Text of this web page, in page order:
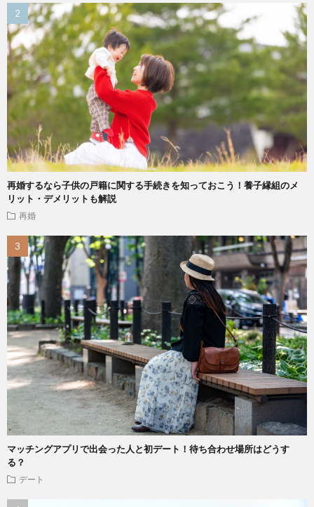
再婚するなら子供の戸籍に関する手続きを知っておこう！養子縁組のメ
リット・デメリットも解説
再婚
マッチングアプリで出会った人と初デート！待ち合わせ場所はどうす
る？
デート